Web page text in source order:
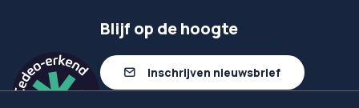
Blijf op de hoogte
Inschrijven nieuwsbrief